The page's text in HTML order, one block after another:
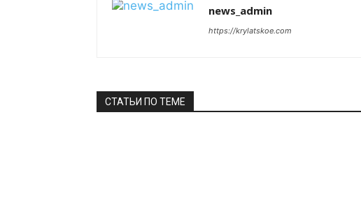
news_admin
https://krylatskoe.com
СТАТЬИ ПО ТЕМЕ